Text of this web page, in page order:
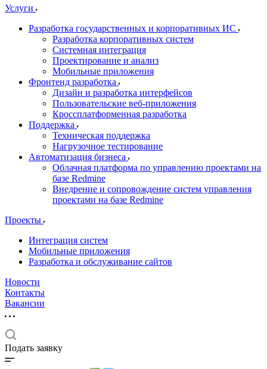
Услуги
Разработка государственных и корпоративных ИС
Разработка корпоративных систем
Системная интеграция
Проектирование и анализ
Мобильные приложения
Фронтенд разработка
Дизайн и разработка интерфейсов
Пользовательские веб-приложения
Кроссплатформенная разработка
Поддержка
Техническая поддержка
Нагрузочное тестирование
Автоматизация бизнеса
Облачная платформа по управлению проектами на
базе Redmine
Внедрение и сопровождение систем управления
проектами на базе Redmine
Проекты
Интеграция систем
Мобильные приложения
Разработка и обслуживание сайтов
Новости
Контакты
Вакансии
Подать заявку